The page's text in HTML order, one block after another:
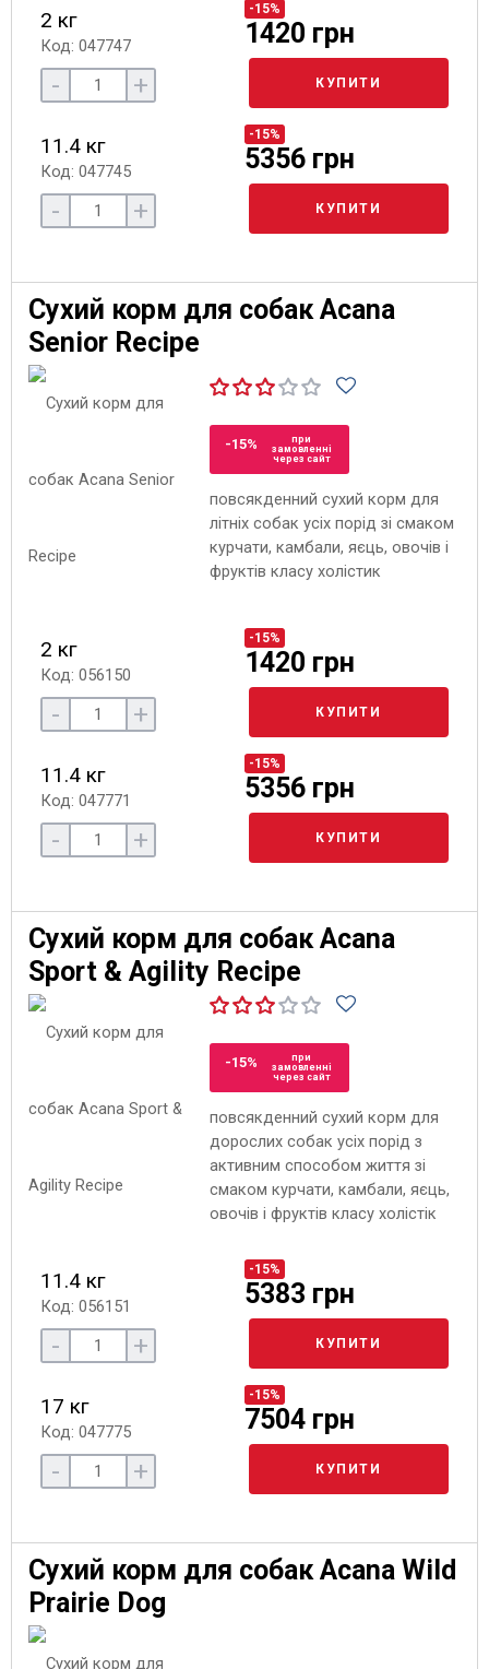
2 кг
Код: 047747
-15%
1420 грн
- + КУПИТИ
11.4 кг
Код: 047745
-15%
5356 грн
- + КУПИТИ
Сухий корм для собак Acana
Senior Recipe
-15%
при
замовленні
через сайт
повсякденний сухий корм для
літніх собак усіх порід зі смаком
курчати, камбали, яєць, овочів і
фруктів класу холістик
2 кг
Код: 056150
-15%
1420 грн
- + КУПИТИ
11.4 кг
Код: 047771
-15%
5356 грн
- + КУПИТИ
Сухий корм для собак Acana
Sport & Agility Recipe
-15%
при
замовленні
через сайт
повсякденний сухий корм для
дорослих собак усіх порід з
активним способом життя зі
смаком курчати, камбали, яєць,
овочів і фруктів класу холістік
11.4 кг
Код: 056151
-15%
5383 грн
- + КУПИТИ
17 кг
Код: 047775
-15%
7504 грн
- + КУПИТИ
Сухий корм для собак Acana Wild
Prairie Dog